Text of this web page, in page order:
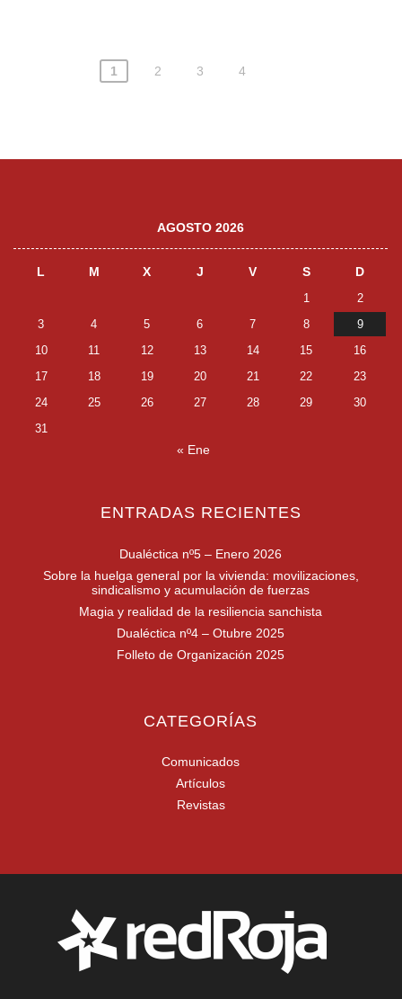
Navegación
1 2 3 4
AGOSTO 2026
L M X J V S D
1
2
3
4 5 6 7 8
9
10
11 12 13 14 15
16
17
18 19 20 21 22
23
24
25 26 27 28 29
30
31
« Ene
ENTRADAS RECIENTES
Dualéctica nº5 – Enero 2026
Sobre la huelga general por la vivienda: movilizaciones,
sindicalismo y acumulación de fuerzas
Magia y realidad de la resiliencia sanchista
Dualéctica nº4 – Otubre 2025
Folleto de Organización 2025
CATEGORÍAS
Comunicados
Artículos
Revistas